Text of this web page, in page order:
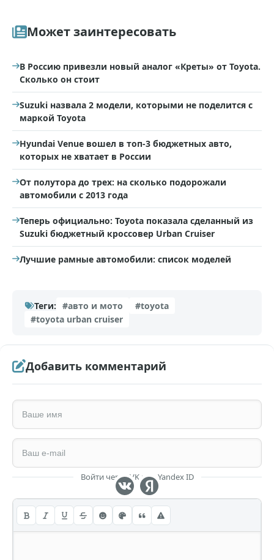
Может заинтересовать
В Россию привезли новый аналог «Креты» от Toyota.
Сколько он стоит
Suzuki назвала 2 модели, которыми не поделится с
маркой Toyota
Hyundai Venue вошел в топ-3 бюджетных авто,
которых не хватает в России
От полутора до трех: на сколько подорожали
автомобили с 2013 года
Теперь официально: Toyota показала сделанный из
Suzuki бюджетный кроссовер Urban Cruiser
Лучшие рамные автомобили: список моделей
Теги: #авто и мото
#toyota
#toyota urban cruiser
Добавить комментарий
Войти через VK или Yandex ID